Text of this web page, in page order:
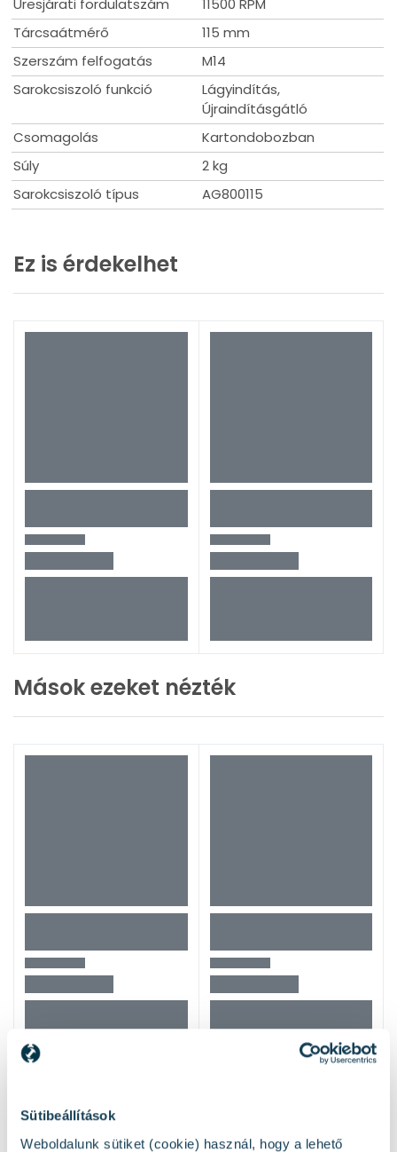
Sütibeállítások
Weboldalunk sütiket (cookie) használ, hogy a lehető
Tárcsaátmérő
115 mm
Szerszám felfogatás
M14
Sarokcsiszoló funkció
Lágyindítás,
Újraindításgátló
Csomagolás
Kartondobozban
Súly
2 kg
Sarokcsiszoló típus
AG800115
Ez is érdekelhet
Mások ezeket nézték
Mások ezeket nézték